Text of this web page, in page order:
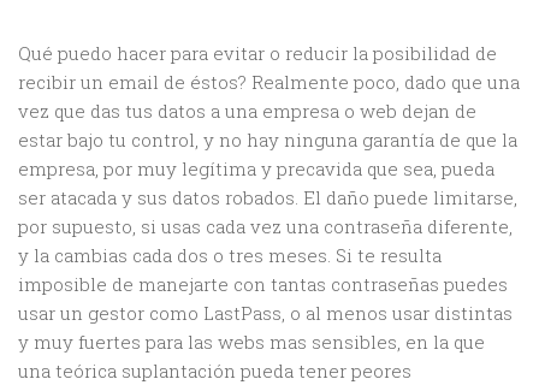
Qué puedo hacer para evitar o reducir la posibilidad de
recibir un email de éstos? Realmente poco, dado que una
vez que das tus datos a una empresa o web dejan de
estar bajo tu control, y no hay ninguna garantía de que la
empresa, por muy legítima y precavida que sea, pueda
ser atacada y sus datos robados. El daño puede limitarse,
por supuesto, si usas cada vez una contraseña diferente,
y la cambias cada dos o tres meses. Si te resulta
imposible de manejarte con tantas contraseñas puedes
usar un gestor como LastPass, o al menos usar distintas
y muy fuertes para las webs mas sensibles, en la que
una teórica suplantación pueda tener peores